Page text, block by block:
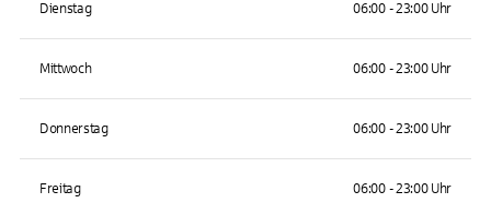
Dienstag 06:00 - 23:00 Uhr
Mittwoch 06:00 - 23:00 Uhr
Donnerstag 06:00 - 23:00 Uhr
Freitag 06:00 - 23:00 Uhr